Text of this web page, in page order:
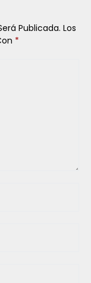
Publicada. Los
*